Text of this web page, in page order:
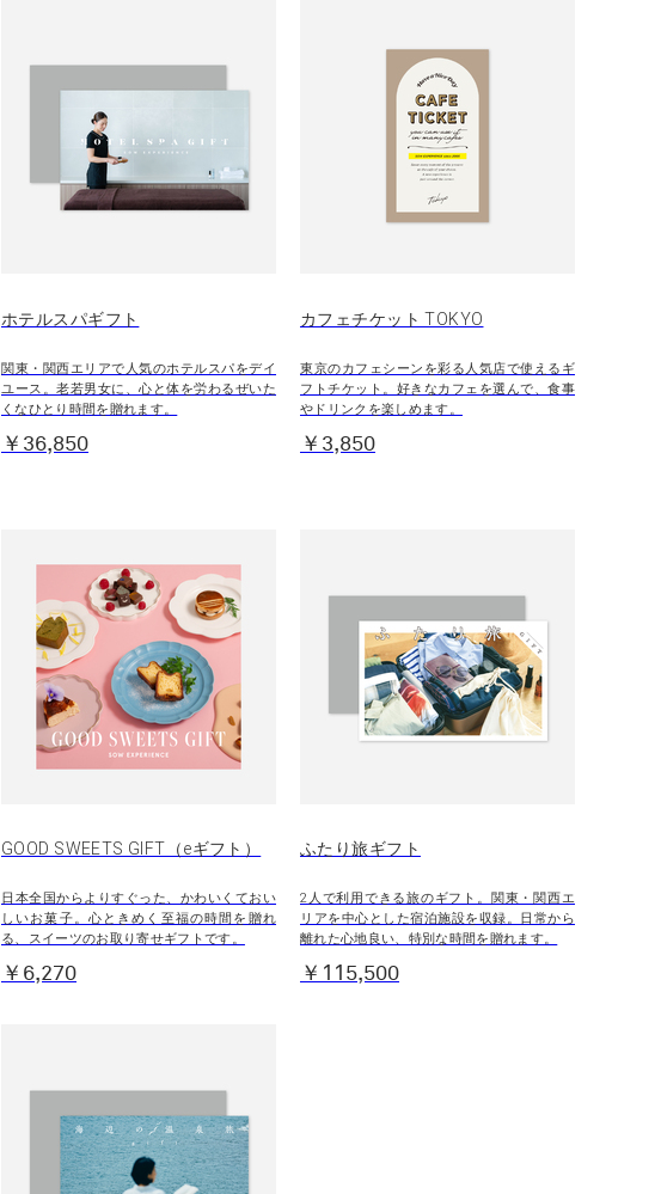
ホテルスパギフト
関東・関西エリアで人気のホテルスパをデイ
ユース。老若男女に、心と体を労わるぜいた
くなひとり時間を贈れます。
￥36,850
カフェチケット TOKYO
東京のカフェシーンを彩る人気店で使えるギ
フトチケット。好きなカフェを選んで、食事
やドリンクを楽しめます。
￥3,850
GOOD SWEETS GIFT（eギフト）
日本全国からよりすぐった、かわいくておい
しいお菓子。心ときめく至福の時間を贈れ
る、スイーツのお取り寄せギフトです。
￥6,270
ふたり旅ギフト
2人で利用できる旅のギフト。関東・関西エ
リアを中心とした宿泊施設を収録。日常から
離れた心地良い、特別な時間を贈れます。
￥115,500